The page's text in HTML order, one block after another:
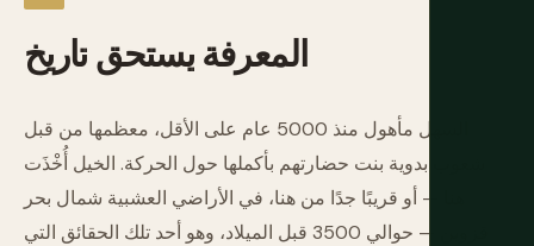
تاريخيستحقالمعرفة
السهل مأهول منذ 5000 عام على الأقل، معظمها من قبل
شعوب بدوية بنت حضارتهم بأكملها حول الحركة. الخيل أُخْذَت
هنا — أو قريبًا جدًا من هنا، في الأراضي العشبية شمال بحر
قزوين — حوالي 3500 قبل الميلاد، وهو أحد تلك الحقائق التي